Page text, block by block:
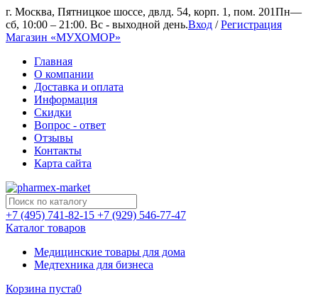
г. Москва, Пятницкое шоссе, двлд. 54, корп. 1, пом. 201Пн—
сб, 10:00 – 21:00. Вс - выходной день.Вход /Регистрация
Магазин «МУХОМОР»
Главная
О компании
Доставка и оплата
Информация
Скидки
Вопрос - ответ
Отзывы
Контакты
Карта сайта
+7 (495) 741-82-15 +7 (929) 546-77-47
Каталог товаров
Медицинские товары для дома
Медтехника для бизнеса
Корзина пуста0